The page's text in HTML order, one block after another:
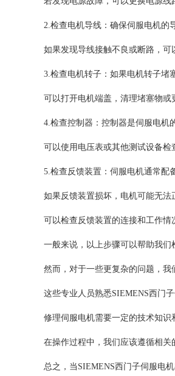
2.检查电机导线：确保伺服电机的
如果发现导线接触不良或断路，可
3.检查电机转子：如果电机转子堵
可以打开电机端盖，清理堵塞物或
4.检查控制器：控制器是伺服电机
可以使用电压表或其他测试设备检
5.检查反馈装置：伺服电机通常配
如果反馈装置损坏，电机可能无法
可以检查反馈装置的连接和工作情
一般来说，以上步骤可以帮助我们
然而，对于一些更复杂的问题，我
这些专业人员熟悉SIEMENS西门
修理伺服电机需要一定的技术知识
在操作过程中，我们应该遵循相关
总之，当SIEMENS西门子伺服电